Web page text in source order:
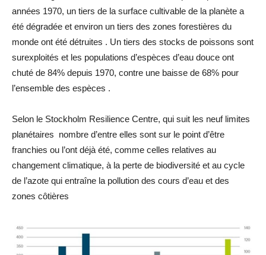
années 1970, un tiers de la surface cultivable de la planète a
été dégradée et environ un tiers des zones forestières du
monde ont été détruites . Un tiers des stocks de poissons sont
surexploités et les populations d’espèces d’eau douce ont
chuté de 84% depuis 1970, contre une baisse de 68% pour
l’ensemble des espèces .
Selon le Stockholm Resilience Centre, qui suit les neuf limites
planétaires nombre d’entre elles sont sur le point d’être
franchies ou l’ont déjà été, comme celles relatives au
changement climatique, à la perte de biodiversité et au cycle
de l’azote qui entraîne la pollution des cours d’eau et des
zones côtières